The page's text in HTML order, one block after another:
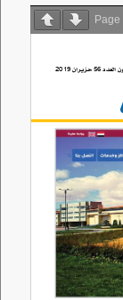
Page